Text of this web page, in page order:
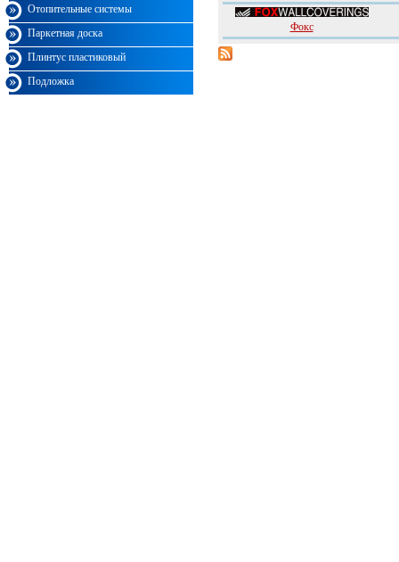
Фокс
Отопительные системы
Паркетная доска
Плинтус пластиковый
Подложка